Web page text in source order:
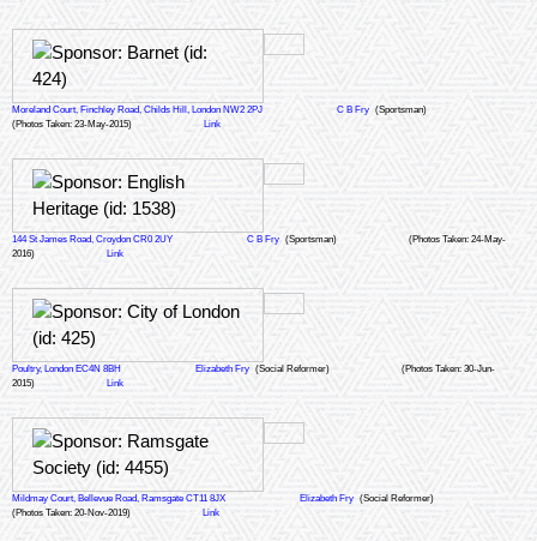
Moreland Court, Finchley Road, Childs Hill, London NW2 2PJ C B Fry (Sportsman)
(Photos Taken: 23-May-2015)
Link
144 St James Road, Croydon CR0 2UY C B Fry (Sportsman)
(Photos Taken: 24-May-
2016)
Link
Poultry, London EC4N 8BH Elizabeth Fry (Social Reformer)
(Photos Taken: 30-Jun-
2015)
Link
Mildmay Court, Bellevue Road, Ramsgate CT11 8JX Elizabeth Fry (Social Reformer)
(Photos Taken: 20-Nov-2019)
Link